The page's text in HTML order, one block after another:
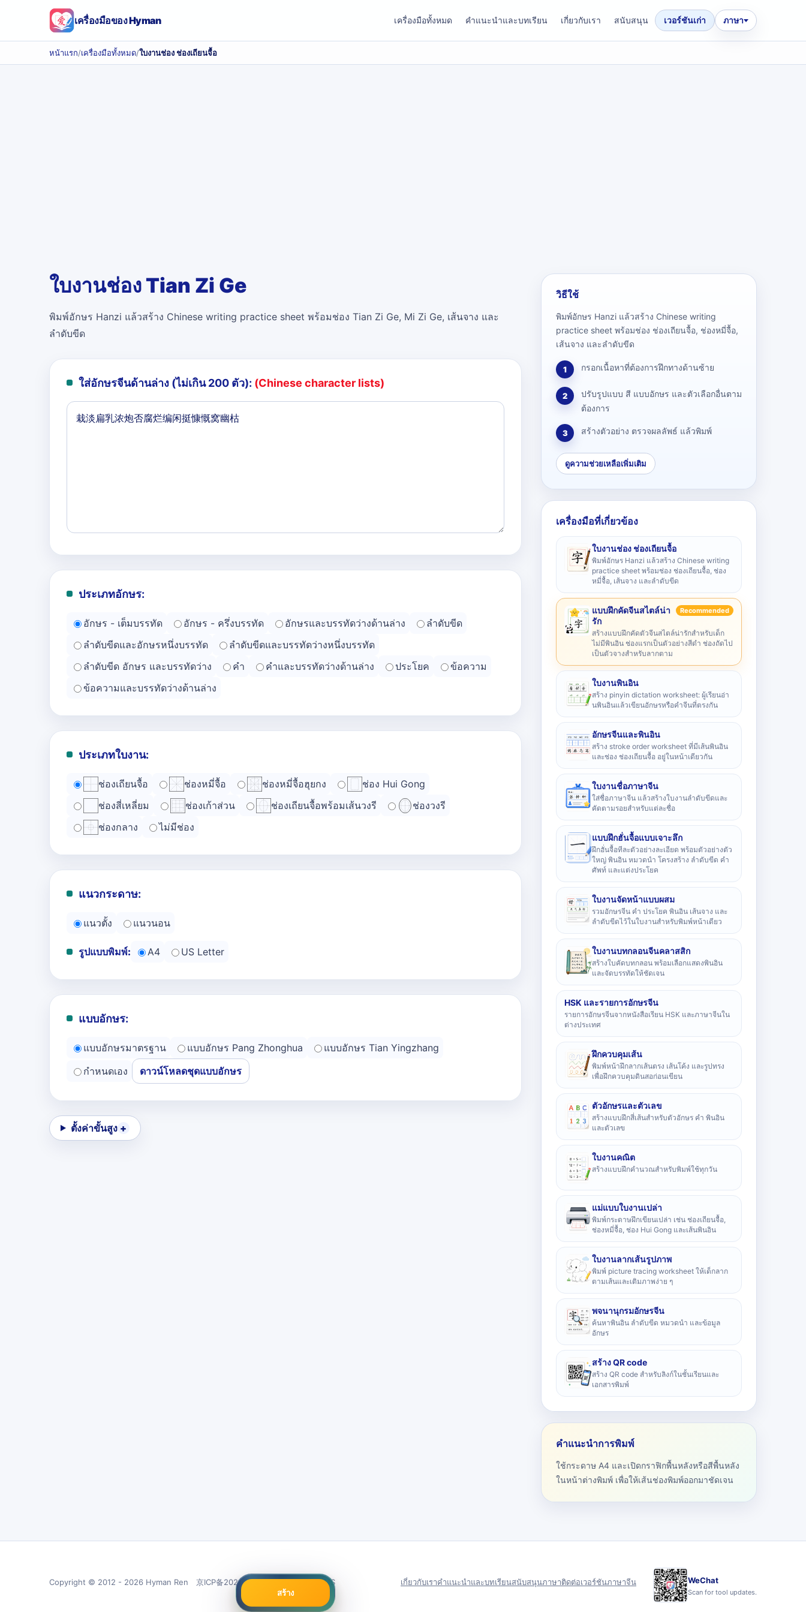
เครื่องมือของ Hyman เครื่องมือทั้งหมด คำแนะนำและบทเรียน เกี่ยวกับเรา สนับสนุน เวอร์ชันเก่า ภาษา
หน้าแรก/เครื่องมือทั้งหมด/ใบงานช่อง ช่องเถียนจื้อ
ใบงานช่อง Tian Zi Ge
พิมพ์อักษร Hanzi แล้วสร้าง Chinese writing practice sheet พร้อมช่อง Tian Zi Ge, Mi Zi Ge, เส้นจาง และ
ลำดับขีด
ใส่อักษรจีนด้านล่าง (ไม่เกิน 200 ตัว): (Chinese character lists)
ประเภทอักษร:
อักษร - เต็มบรรทัด อักษร - ครึ่งบรรทัด อักษรและบรรทัดว่างด้านล่าง
ลำดับขีด
ลำดับขีดและอักษรหนึ่งบรรทัด
ลำดับขีดและบรรทัดว่างหนึ่งบรรทัด
ลำดับขีด อักษร และบรรทัดว่าง
คำ คำและบรรทัดว่างด้านล่าง ประโยค
ข้อความ
ข้อความและบรรทัดว่างด้านล่าง
ประเภทใบงาน:
ช่องเถียนจื้อ ช่องหมี่จื้อ ช่องหมี่จื้อฮุยกง
ช่อง Hui Gong
ช่องสี่เหลี่ยม
ช่องเก้าส่วน ช่องเถียนจื้อพร้อมเส้นวงรี
ช่องวงรี
ช่องกลาง
ไม่มีช่อง
แนวกระดาษ:
แนวตั้ง แนวนอน
รูปแบบพิมพ์: A4 US Letter
แบบอักษร:
แบบอักษรมาตรฐาน แบบอักษร Pang Zhonghua
แบบอักษร Tian Yingzhang
กำหนดเอง
ดาวน์โหลดชุดแบบอักษร
ตั้งค่าขั้นสูง
สร้าง
วิธีใช้
พิมพ์อักษร Hanzi แล้วสร้าง Chinese writing
practice sheet พร้อมช่อง ช่องเถียนจื้อ, ช่องหมี่จื้อ,
เส้นจาง และลำดับขีด
1 กรอกเนื้อหาที่ต้องการฝึกทางด้านซ้าย
2
ปรับรูปแบบ สี แบบอักษร และตัวเลือกอื่นตาม
ต้องการ
3 สร้างตัวอย่าง ตรวจผลลัพธ์ แล้วพิมพ์
ดูความช่วยเหลือเพิ่มเติม
เครื่องมือที่เกี่ยวข้อง
ใบงานช่อง ช่องเถียนจื้อ
พิมพ์อักษร Hanzi แล้วสร้าง Chinese writing
practice sheet พร้อมช่อง ช่องเถียนจื้อ, ช่อง
หมี่จื้อ, เส้นจาง และลำดับขีด
แบบฝึกคัดจีนสไตล์น่า
รัก
Recommended
สร้างแบบฝึกคัดตัวจีนสไตล์น่ารักสำหรับเด็ก
ไม่มีพินอิน ช่องแรกเป็นตัวอย่างสีดำ ช่องถัดไป
เป็นตัวจางสำหรับลากตาม
ใบงานพินอิน
สร้าง pinyin dictation worksheet: ผู้เรียนอ่า
นพินอินแล้วเขียนอักษรหรือคำจีนที่ตรงกัน
อักษรจีนและพินอิน
สร้าง stroke order worksheet ที่มีเส้นพินอิน
และช่อง ช่องเถียนจื้อ อยู่ในหน้าเดียวกัน
ใบงานชื่อภาษาจีน
ใส่ชื่อภาษาจีน แล้วสร้างใบงานลำดับขีดและ
คัดตามรอยสำหรับแต่ละชื่อ
แบบฝึกฮั่นจื้อแบบเจาะลึก
ฝึกฮั่นจื้อทีละตัวอย่างละเอียด พร้อมตัวอย่างตัว
ใหญ่ พินอิน หมวดนำ โครงสร้าง ลำดับขีด คำ
ศัพท์ และแต่งประโยค
ใบงานจัดหน้าแบบผสม
รวมอักษรจีน คำ ประโยค พินอิน เส้นจาง และ
ลำดับขีดไว้ในใบงานสำหรับพิมพ์หน้าเดียว
ใบงานบทกลอนจีนคลาสสิก
สร้างใบคัดบทกลอน พร้อมเลือกแสดงพินอิน
และจัดบรรทัดให้ชัดเจน
HSK และรายการอักษรจีน
รายการอักษรจีนจากหนังสือเรียน HSK และภาษาจีนใน
ต่างประเทศ
ฝึกควบคุมเส้น
พิมพ์หน้าฝึกลากเส้นตรง เส้นโค้ง และรูปทรง
เพื่อฝึกควบคุมดินสอก่อนเขียน
ตัวอักษรและตัวเลข
สร้างแบบฝึกสี่เส้นสำหรับตัวอักษร คำ พินอิน
และตัวเลข
ใบงานคณิต
สร้างแบบฝึกคำนวณสำหรับพิมพ์ใช้ทุกวัน
แม่แบบใบงานเปล่า
พิมพ์กระดาษฝึกเขียนเปล่า เช่น ช่องเถียนจื้อ,
ช่องหมี่จื้อ, ช่อง Hui Gong และเส้นพินอิน
ใบงานลากเส้นรูปภาพ
พิมพ์ picture tracing worksheet ให้เด็กลาก
ตามเส้นและเติมภาพง่าย ๆ
พจนานุกรมอักษรจีน
ค้นหาพินอิน ลำดับขีด หมวดนำ และข้อมูล
อักษร
สร้าง QR code
สร้าง QR code สำหรับลิงก์ในชั้นเรียนและ
เอกสารพิมพ์
คำแนะนำการพิมพ์
ใช้กระดาษ A4 และเปิดกราฟิกพื้นหลังหรือสีพื้นหลัง
ในหน้าต่างพิมพ์ เพื่อให้เส้นช่องพิมพ์ออกมาชัดเจน
Copyright © 2012 - 2026 Hyman Ren 京ICP备2021026679号 Server in: US เกี่ยวกับเราคำแนะนำและบทเรียนสนับสนุนภาษาติดต่อเวอร์ชันภาษาจีน WeChat
Scan for tool updates.